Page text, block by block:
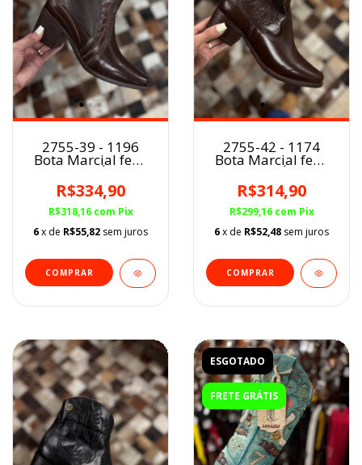
2755-39 - 1196
Bota Marcial fem.
CAFÉ
R$334,90
R$318,16 com Pix
6x de R$55,82 sem juros
COMPRAR
2755-42 - 1174
Bota Marcial fem.
CAFÉ
R$314,90
R$299,16 com Pix
6x de R$52,48 sem juros
COMPRAR
ESGOTADO
FRETE GRÁTIS